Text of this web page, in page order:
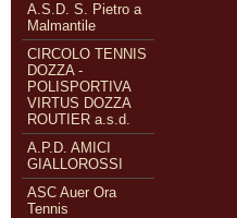
A.S.D. S. Pietro a
Malmantile
CIRCOLO TENNIS
DOZZA -
POLISPORTIVA
VIRTUS DOZZA
ROUTIER a.s.d.
A.P.D. AMICI
GIALLOROSSI
ASC Auer Ora
Tennis